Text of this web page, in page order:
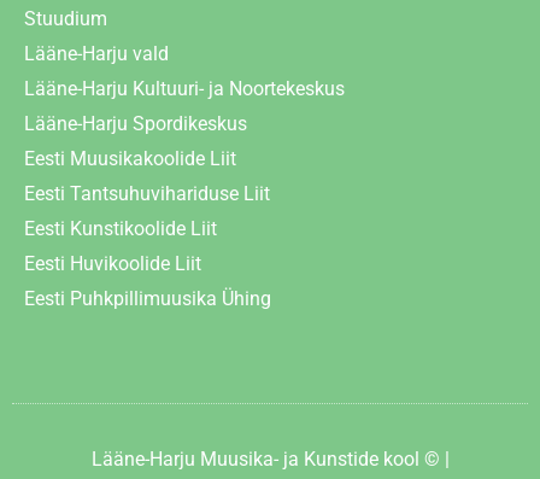
Stuudium
Lääne-Harju vald
Lääne-Harju Kultuuri- ja Noortekeskus
Lääne-Harju Spordikeskus
Eesti Muusikakoolide Liit
Eesti Tantsuhuvihariduse Liit
Eesti Kunstikoolide Liit
Eesti Huvikoolide Liit
Eesti Puhkpillimuusika Ühing
Lääne-Harju Muusika- ja Kunstide kool © |